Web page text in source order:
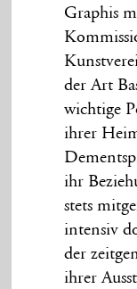
Graphis
der Art
wichtige
ihrer
ihr
stets
intensiv
der
ihrer